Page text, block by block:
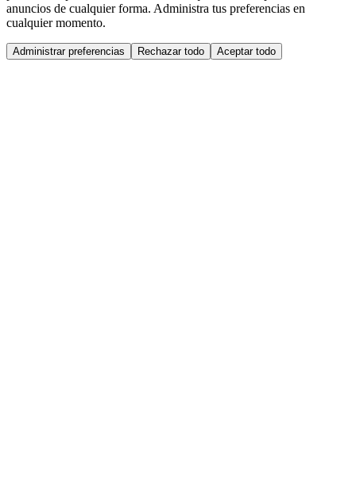
anuncios de cualquier forma. Administra tus preferencias en
cualquier momento.
Administrar preferencias Rechazar todo Aceptar todo